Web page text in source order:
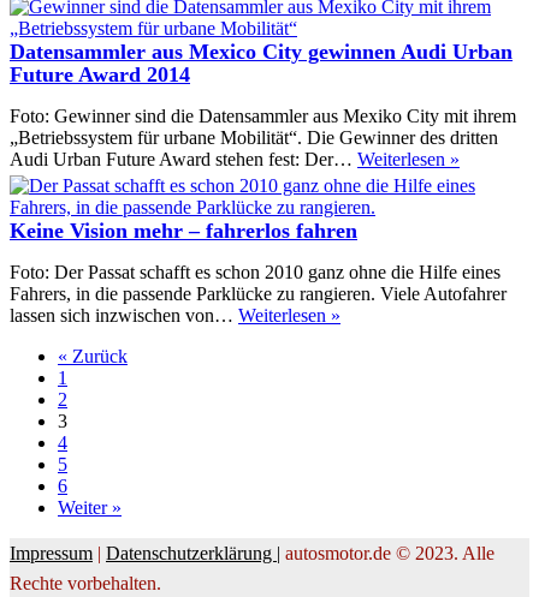
Euro
für
einen
voll
Sprit
Datensammler aus Mexico City gewinnen Audi Urban
Future Award 2014
Foto: Gewinner sind die Datensammler aus Mexiko City mit ihrem
„Betriebssystem für urbane Mobilität“. Die Gewinner des dritten
Audi Urban Future Award stehen fest: Der… Weiterlesen »
aus
Mexico
Audi
Urban
Keine Vision mehr – fahrerlos fahren
Foto: Der Passat schafft es schon 2010 ganz ohne die Hilfe eines
Fahrers, in die passende Parklücke zu rangieren. Viele Autofahrer
lassen sich inzwischen von… Weiterlesen »
« Zurück
1
2
3
4
5
6
Weiter »
Impressum | Datenschutzerklärung | autosmotor.de © 2023. Alle
Rechte vorbehalten.